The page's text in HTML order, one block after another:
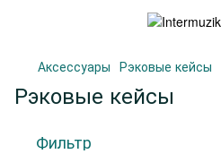
Аксессуары Рэковые кейсы
Рэковые кейсы
Фильтр